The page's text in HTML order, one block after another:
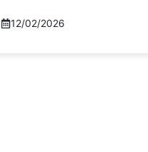
12/02/2026